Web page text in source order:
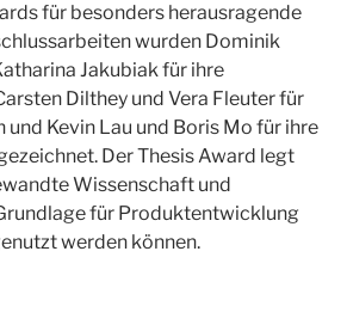
für besonders herausragende
wurden Dominik
Jakubiak für ihre
Dilthey und Vera Fleuter für
Kevin Lau und Boris Mo für ihre
Der Thesis Award legt
Wissenschaft und
für Produktentwicklung
werden können.